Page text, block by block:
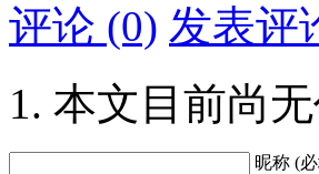
评论 (0) 发表评
本文目前尚
昵称 (